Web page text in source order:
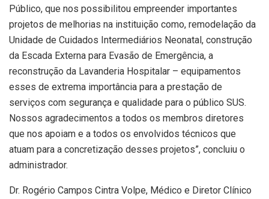
Público, que nos possibilitou empreender importantes
projetos de melhorias na instituição como, remodelação da
Unidade de Cuidados Intermediários Neonatal, construção
da Escada Externa para Evasão de Emergência, a
reconstrução da Lavanderia Hospitalar – equipamentos
esses de extrema importância para a prestação de
serviços com segurança e qualidade para o público SUS.
Nossos agradecimentos a todos os membros diretores
que nos apoiam e a todos os envolvidos técnicos que
atuam para a concretização desses projetos”, concluiu o
administrador.
Dr. Rogério Campos Cintra Volpe, Médico e Diretor Clínico